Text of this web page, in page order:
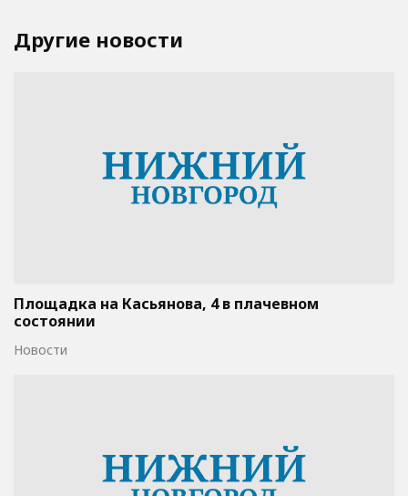
Другие новости
Площадка на Касьянова, 4 в плачевном
состоянии
Новости